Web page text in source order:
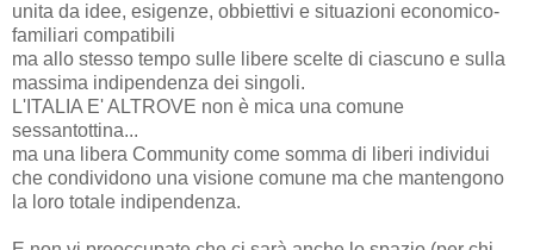
unita da idee, esigenze, obbiettivi e situazioni economico-
familiari compatibili
ma allo stesso tempo sulle libere scelte di ciascuno e sulla
massima indipendenza dei singoli.
L'ITALIA E' ALTROVE non è mica una comune
sessantottina...
ma una libera Community come somma di liberi individui
che condividono una visione comune ma che mantengono
la loro totale indipendenza.